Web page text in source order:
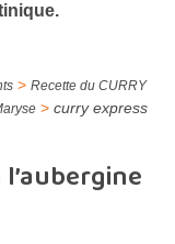
> Recette du CURRY
> curry express